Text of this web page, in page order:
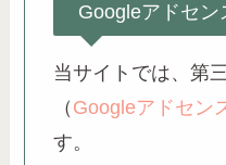
Googleアドセン
当サイトでは、第
（ Googleアドセン
す。